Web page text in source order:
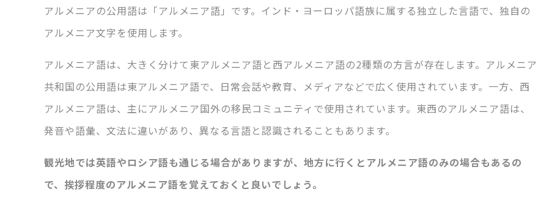
アルメニアの公用語は「アルメニア語」です。インド・ヨーロッパ語族に属する独立した言語で、独自の
アルメニア文字を使用します。
アルメニア語は、大きく分けて東アルメニア語と西アルメニア語の2種類の方言が存在します。アルメニア
共和国の公用語は東アルメニア語で、日常会話や教育、メディアなどで広く使用されています。一方、西
アルメニア語は、主にアルメニア国外の移民コミュニティで使用されています。東西のアルメニア語は、
発音や語彙、文法に違いがあり、異なる言語と認識されることもあります。
観光地では英語やロシア語も通じる場合がありますが、地方に行くとアルメニア語のみの場合もあるの
で、挨拶程度のアルメニア語を覚えておくと良いでしょう。